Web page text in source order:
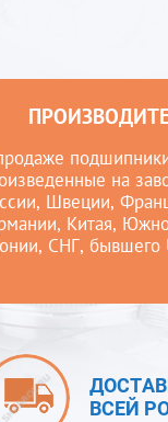
на
Швеции,
Китая,
СНГ, бывшего
ВСЕЙ